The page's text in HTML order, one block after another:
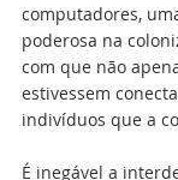
computadores,
poderosa na
com que não
estivessem
indivíduos que a
É inegável a